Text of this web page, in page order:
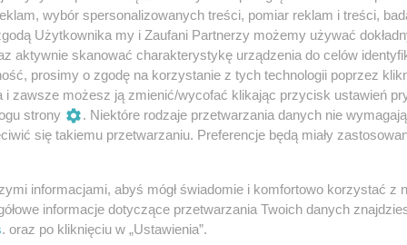
X, że Braun, "który zniszczył dziś w naszym
przez strażników", otrzymał zakaz
dla chuliganów w Sejmie".
poinformował o tym komendanta Straży
że ta decyzja "została ubrana w formę
nie będzie wpuszczany na teren Sejmu, na
wybór spersonalizowanych treści, pomiar reklam i treści,
Użytkownika my i Zaufani Partnerzy możemy używać
aktywnie skanować charakterystykę urządzenia do celów
prosimy o zgodę na korzystanie z tych technologii poprzez
i zawsze możesz ją zmienić/wycofać klikając przycisk ustawień
strony
. Niektóre rodzaje przetwarzania danych nie
się takiemu przetwarzaniu. Preferencje będą miały
informacjami, abyś mógł świadomie i komfortowo korzystać z
informacje dotyczące przetwarzania Twoich danych
. oraz po kliknięciu w „Ustawienia”.